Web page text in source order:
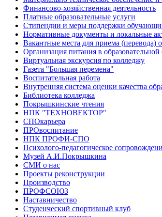
Финансово-хозяйственная деятельность
Платные образовательные услуги
Стипендии и меры поддержки
Нормативные документы и локальные
Вакантные места для приема (перевода)
Организация питания в образовательной
Виртуальная экскурсия по колледжу
Газета "Большая перемена"
Воспитательная работа
Внутренняя система оценки качества
Библиотека колледжа
Покрышкинские чтения
НПК "ТЕХНОВЕКТОР"
СПОкарьера
ПРОвоспитание
НПК ПРОФИ-СПО
Психолого-педагогическое
Музей А.И.Покрышкина
СМИ о нас
Проекты реконструкции
Производство
ПРОФСОЮЗ
Наставничество
Студенческий спортивный клуб